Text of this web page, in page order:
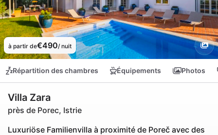
à partir de€490/ nuit
Répartition des chambres Équipements Photos
Villa Zara
près de Porec, Istrie
Luxuriöse Familienvilla à proximité de Poreč avec des